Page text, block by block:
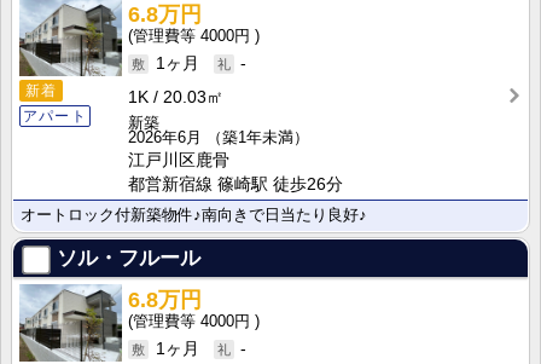
新着
アパート
6.8万円
4000円
1ヶ月
-
1K
20.03㎡
新築
2026年6月
（築1年未満）
江戸川区鹿骨
都営新宿線 篠崎駅 徒歩26分
オートロック付新築物件♪南向きで日当たり良好♪
ソル・フルール
6.8万円
4000円
1ヶ月
-